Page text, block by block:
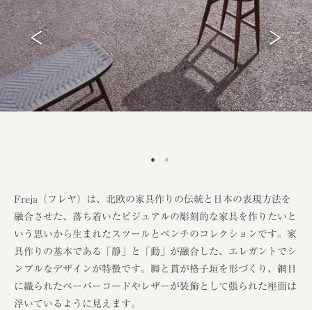
Freja（フレヤ）は、北欧の家具作りの伝統と日本の表現方法を
融合させた、落ち着いたビジュアルの彫刻的な家具を作りたいと
いう思いから生まれたスツールとベンチのコレクションです。家
具作りの基本である「静」と「動」が融合した、エレガントでシ
ンプルなデザインが特徴です。脚と貫が格子垣を形づくり、網目
に織られたペーパーコードやレザーが装飾として張られた座面は
浮いているように見えます。